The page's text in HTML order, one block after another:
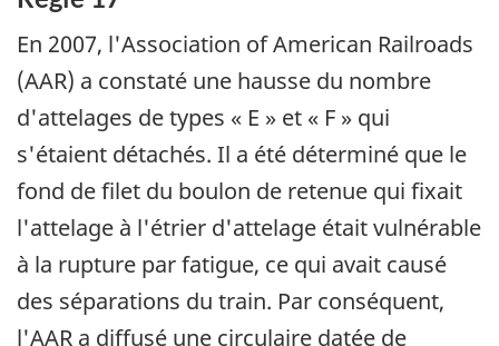
En 2007, l'Association of American Railroads
(AAR) a constaté une hausse du nombre
d'attelages de types « E » et « F » qui
s'étaient détachés. Il a été déterminé que le
fond de filet du boulon de retenue qui fixait
l'attelage à l'étrier d'attelage était vulnérable
à la rupture par fatigue, ce qui avait causé
des séparations du train. Par conséquent,
l'AAR a diffusé une circulaire datée de